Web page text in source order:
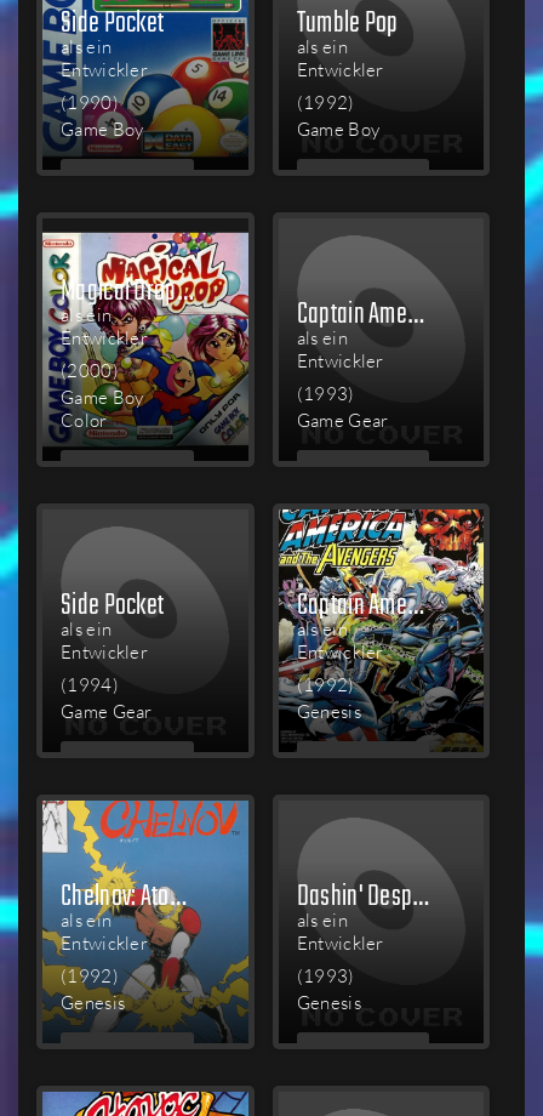
Side Pocket
als ein
Entwickler
(1990)
Game Boy
MEHR
Tumble Pop
als ein
Entwickler
(1992)
Game Boy
MEHR
Magical Drop III
als ein
Entwickler
(2000)
Game Boy
Color
MEHR
Captain America and the Avengers
als ein
Entwickler
(1993)
Game Gear
MEHR
Side Pocket
als ein
Entwickler
(1994)
Game Gear
MEHR
Captain America and the Avengers
als ein
Entwickler
(1992)
Genesis
MEHR
Chelnov: Atomic Runner
als ein
Entwickler
(1992)
Genesis
MEHR
Dashin' Desperadoes
als ein
Entwickler
(1993)
Genesis
MEHR